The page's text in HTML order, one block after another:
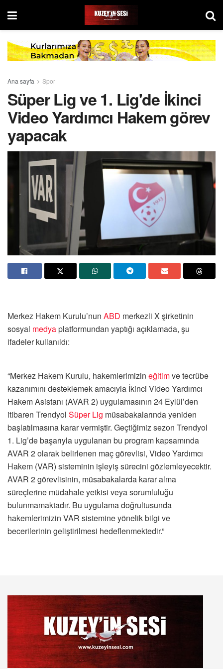
Ana sayfa Spor
Süper Lig ve 1. Lig'de İkinci
Video Yardımcı Hakem görev
yapacak
Merkez Hakem Kurulu’nun ABD merkezli X şirketinin
sosyal medyaplatformundan yaptığı açıklamada, şu
ifadeler kullanıldı:
“Merkez Hakem Kurulu, hakemlerimizin eğitimve tecrübe
kazanımını desteklemek amacıyla İkinci Video Yardımcı
Hakem Asistanı (AVAR 2) uygulamasının 24 Eylül’den
itibaren Trendyol Süper Lig müsabakalarında yeniden
başlatılmasına karar vermiştir. Geçtiğimiz sezon Trendyol
1. Lig’de başarıyla uygulanan bu program kapsamında
AVAR 2 olarak belirlenen maç görevlisi, Video Yardımcı
Hakem (VAR) sisteminin işleyiş sürecini gözlemleyecektir.
AVAR 2 görevlisinin, müsabakalarda karar alma
süreçlerine müdahale yetkisi veya sorumluluğu
bulunmamaktadır. Bu uygulama doğrultusunda
hakemlerimizin VAR sistemine yönelik bilgi ve
becerilerinin geliştirilmesi hedeflenmektedir.”